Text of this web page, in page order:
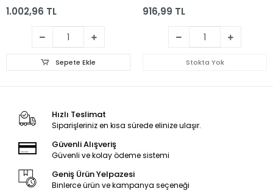
1.002,96 TL
Sepete Ekle
916,99 TL
Stokta Yok
Hızlı Teslimat
Siparişleriniz en kısa sürede elinize ulaşır.
Güvenli Alışveriş
Güvenli ve kolay ödeme sistemi
Geniş Ürün Yelpazesi
Binlerce ürün ve kampanya seçeneği